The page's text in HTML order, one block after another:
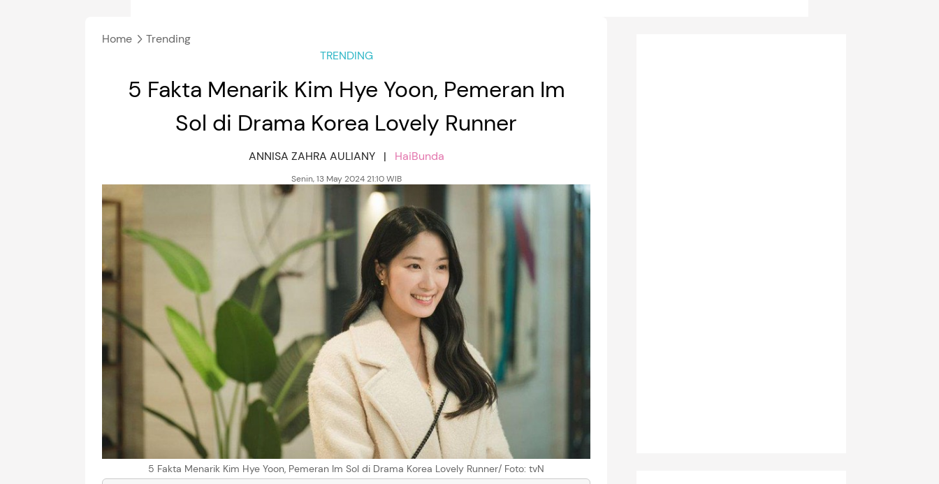
Home
Trending
TRENDING
5 Fakta Menarik Kim Hye Yoon, Pemeran Im
Sol di Drama Korea Lovely Runner
ANNISA ZAHRA AULIANY | HaiBunda
Senin, 13 May 2024 21:10 WIB
5 Fakta Menarik Kim Hye Yoon, Pemeran Im Sol di Drama Korea Lovely Runner/ Foto: tvN